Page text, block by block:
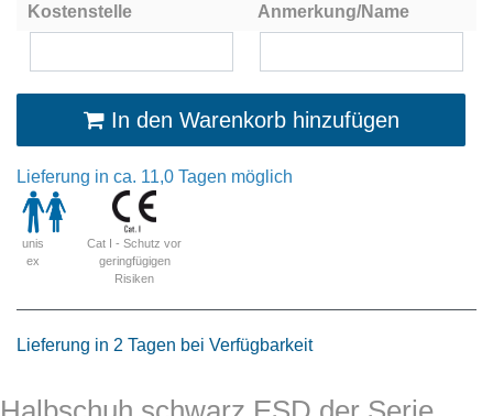
Kostenstelle Anmerkung/Name
In den Warenkorb hinzufügen
Lieferung in ca. 11,0 Tagen möglich
unis
ex
Cat I - Schutz vor
geringfügigen
Risiken
Lieferung in 2 Tagen bei Verfügbarkeit